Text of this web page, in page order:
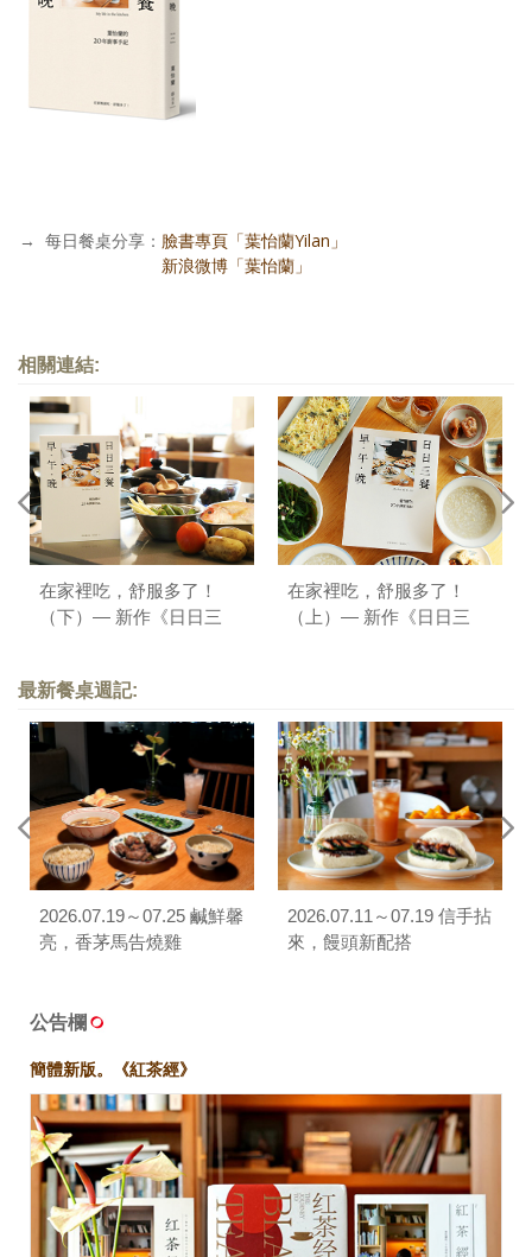
→ 每日餐桌分享： 臉書專頁「葉怡蘭Yilan」
新浪微博「葉怡蘭」
相關連結:
在家裡吃，舒服多了！
（下）— 新作《日日三
在家裡吃，舒服多了！
（上）— 新作《日日三
最新餐桌週記:
2026.07.19～07.25 鹹鮮馨
亮，香茅馬告燒雞
2026.07.11～07.19 信手拈
來，饅頭新配搭
公告欄
簡體新版。《紅茶經》